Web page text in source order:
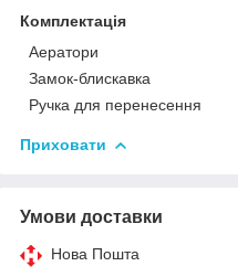
Комплектація
Аератори
Замок-блискавка
Ручка для перенесення
Приховати
Умови доставки
Нова Пошта